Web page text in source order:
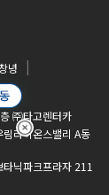
녕
㈜타고렌터카
라이온스밸리 A동
닉파크프라자 211